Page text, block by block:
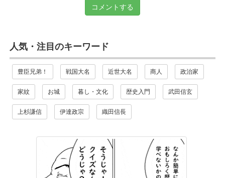
コメントする
人気・注目のキーワード
豊臣兄弟！ 戦国大名 近世大名 商人 政治家
家紋 お城 暮し・文化 歴史入門 武田信玄
上杉謙信 伊達政宗 織田信長